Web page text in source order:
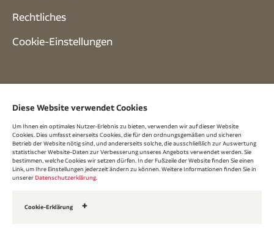
Rechtliches
Cookie-Einstellungen
Diese Website verwendet Cookies
Um Ihnen ein optimales Nutzer-Erlebnis zu bieten, verwenden wir auf dieser Website
Cookies. Dies umfasst einerseits Cookies, die für den ordnungsgemäßen und sicheren
Betrieb der Website nötig sind, und andererseits solche, die ausschließlich zur Auswertung
statistischer Website-Daten zur Verbesserung unseres Angebots verwendet werden. Sie
bestimmen, welche Cookies wir setzen dürfen. In der Fußzeile der Website finden Sie einen
Link, um Ihre Einstellungen jederzeit ändern zu können. Weitere Informationen finden Sie in
unsererDatenschutzerklärung
Cookie-Erklärung